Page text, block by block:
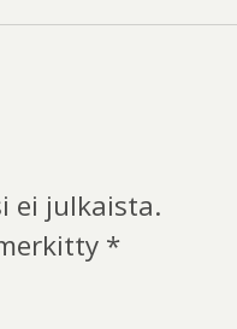
ei julkaista.
*